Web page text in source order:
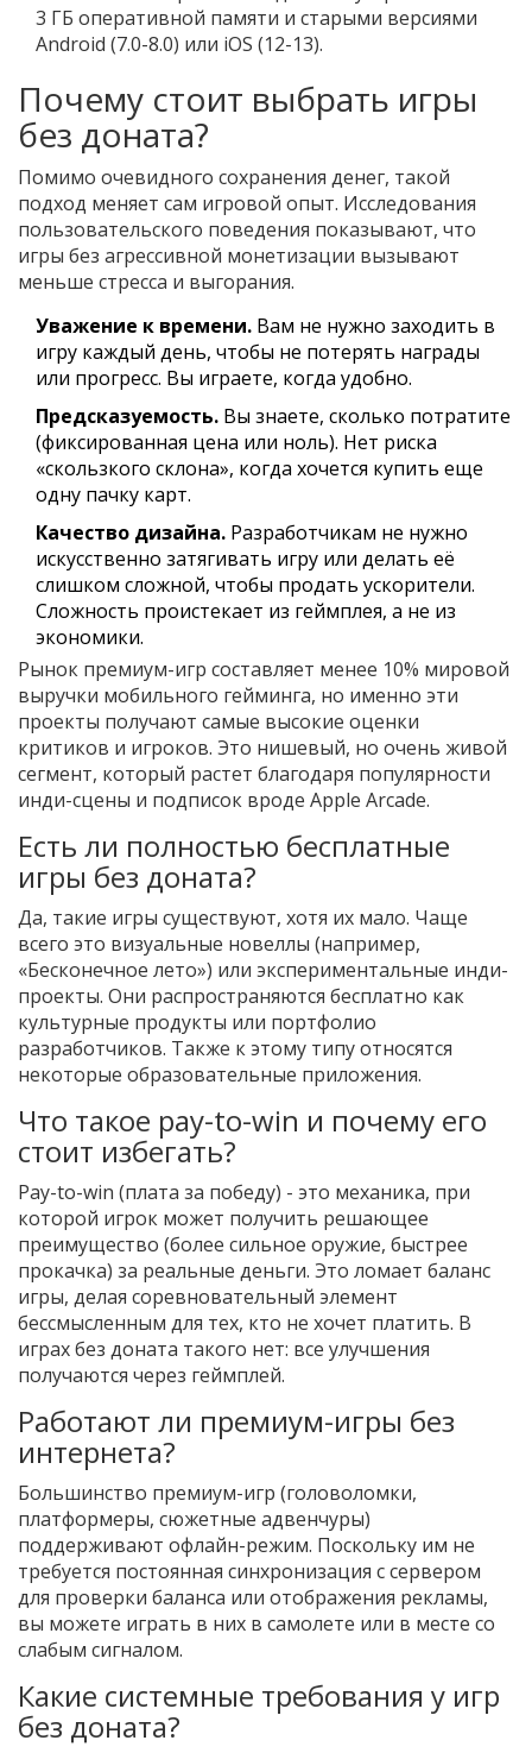
3 ГБ оперативной памяти и старыми версиями
Android (7.0-8.0) или iOS (12-13).
Почему стоит выбрать игры
без доната?
Помимо очевидного сохранения денег, такой
подход меняет сам игровой опыт. Исследования
пользовательского поведения показывают, что
игры без агрессивной монетизации вызывают
меньше стресса и выгорания.
Уважение к времени. Вам не нужно заходить в
игру каждый день, чтобы не потерять награды
или прогресс. Вы играете, когда удобно.
Предсказуемость. Вы знаете, сколько потратите
(фиксированная цена или ноль). Нет риска
«скользкого склона», когда хочется купить еще
одну пачку карт.
Качество дизайна. Разработчикам не нужно
искусственно затягивать игру или делать её
слишком сложной, чтобы продать ускорители.
Сложность проистекает из геймплея, а не из
экономики.
Рынок премиум-игр составляет менее 10% мировой
выручки мобильного гейминга, но именно эти
проекты получают самые высокие оценки
критиков и игроков. Это нишевый, но очень живой
сегмент, который растет благодаря популярности
инди-сцены и подписок вроде Apple Arcade.
Есть ли полностью бесплатные
игры без доната?
Да, такие игры существуют, хотя их мало. Чаще
всего это визуальные новеллы (например,
«Бесконечное лето») или экспериментальные инди-
проекты. Они распространяются бесплатно как
культурные продукты или портфолио
разработчиков. Также к этому типу относятся
некоторые образовательные приложения.
Что такое pay-to-win и почему его
стоит избегать?
Pay-to-win (плата за победу) - это механика, при
которой игрок может получить решающее
преимущество (более сильное оружие, быстрее
прокачка) за реальные деньги. Это ломает баланс
игры, делая соревновательный элемент
бессмысленным для тех, кто не хочет платить. В
играх без доната такого нет: все улучшения
получаются через геймплей.
Работают ли премиум-игры без
интернета?
Большинство премиум-игр (головоломки,
платформеры, сюжетные адвенчуры)
поддерживают офлайн-режим. Поскольку им не
требуется постоянная синхронизация с сервером
для проверки баланса или отображения рекламы,
вы можете играть в них в самолете или в месте со
слабым сигналом.
Какие системные требования у игр
без доната?